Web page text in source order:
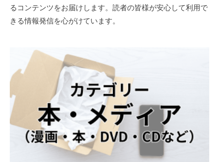
るコンテンツをお届けします。読者の皆様が安心して利用で
きる情報発信を心がけています。